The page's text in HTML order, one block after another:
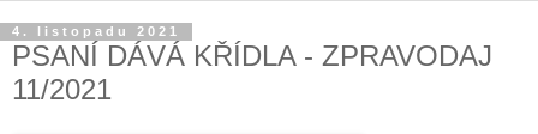
4. listopadu 2021
PSANÍ DÁVÁ KŘÍDLA - ZPRAVODAJ
11/2021